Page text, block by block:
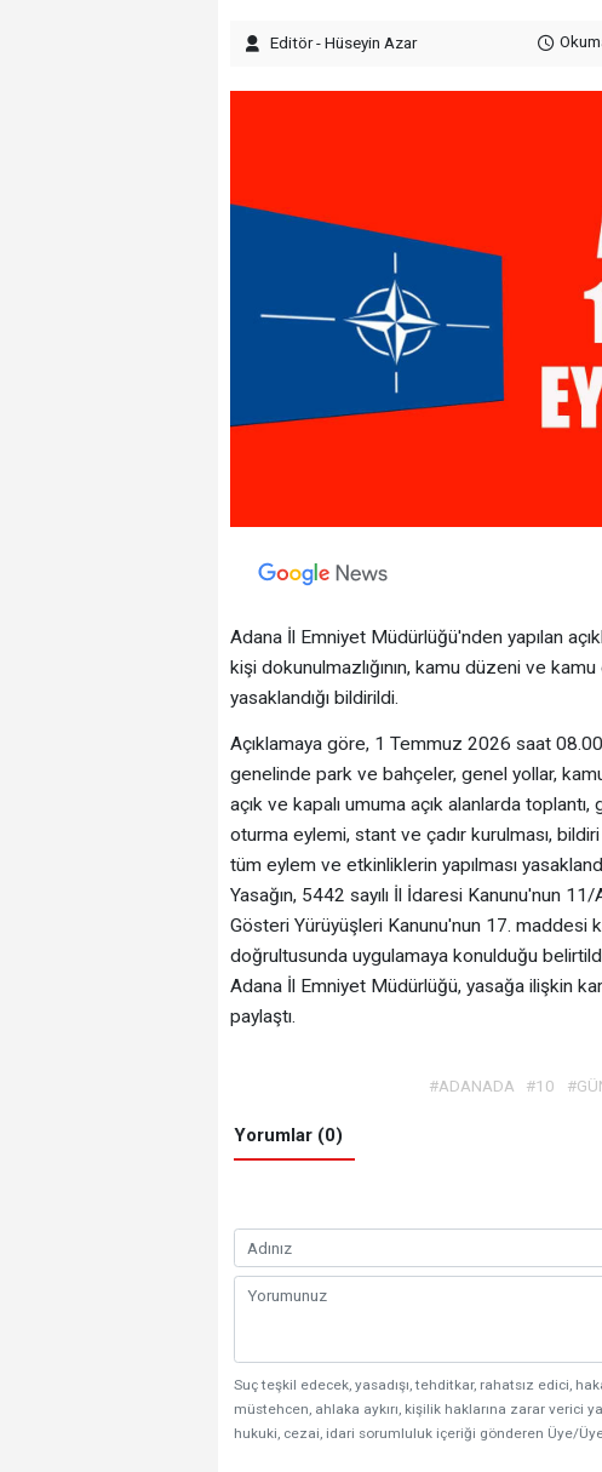
Editör - Hüseyin Azar
Adana İl Emniyet Müdürlüğü'nden yapılan
kişi dokunulmazlığının, kamu düzeni ve
yasaklandığı bildirildi.
Açıklamaya göre, 1 Temmuz 2026 saat
genelinde park ve bahçeler, genel yollar,
açık ve kapalı umuma açık alanlarda toplantı,
oturma eylemi, stant ve çadır kurulması, bildiri
tüm eylem ve etkinliklerin yapılması
Yasağın, 5442 sayılı İl İdaresi Kanunu'nun
Gösteri Yürüyüşleri Kanunu'nun 17. maddesi
doğrultusunda uygulamaya konulduğu
Adana İl Emniyet Müdürlüğü, yasağa ilişkin
paylaştı.
#ADANADA #10
Yorumlar (0)
Suç teşkil edecek, yasadışı, tehditkar, rahatsız edici,
müstehcen, ahlaka aykırı, kişilik haklarına zarar
hukuki, cezai, idari sorumluluk içeriği gönderen Üye/